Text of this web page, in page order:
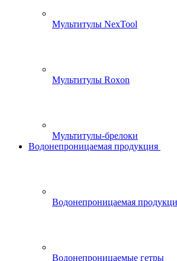
Мультитулы NexTool
Мультитулы Roxon
Мультитулы-брелоки
Водонепроницаемая продукция
Водонепроницаемая
Водонепроницаемые гетры